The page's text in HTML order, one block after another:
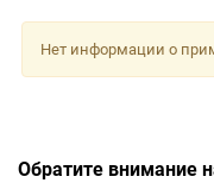
Нет информации о
Обратите внимание